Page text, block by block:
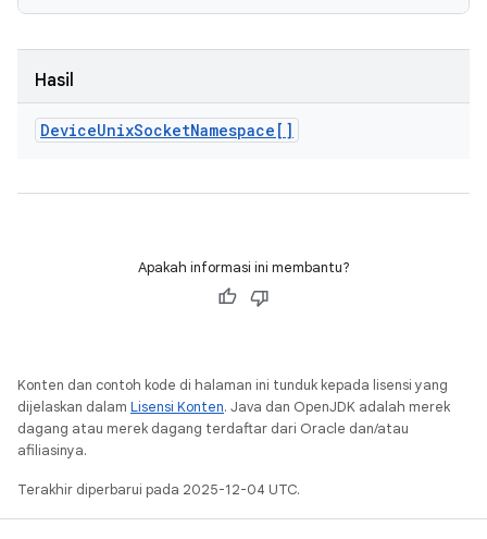
Hasil
DeviceUnixSocketNamespace[]
Apakah informasi ini membantu?
Konten dan contoh kode di halaman ini tunduk kepada lisensi yang
dijelaskan dalam Lisensi Konten. Java dan OpenJDK adalah merek
dagang atau merek dagang terdaftar dari Oracle dan/atau
afiliasinya.
Terakhir diperbarui pada 2025-12-04 UTC.